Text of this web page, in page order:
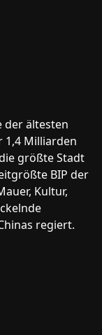
der ältesten
1,4 Milliarden
größte Stadt
BIP der
Kultur,
regiert.